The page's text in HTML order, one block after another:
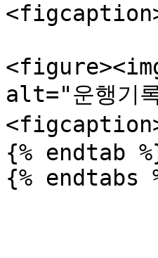
alt="운행기
{% endtab